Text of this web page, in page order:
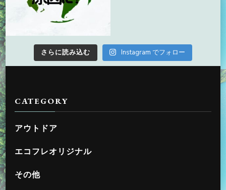
さらに読み込む Instagram でフォロー
CATEGORY
アウトドア
エコフレオリジナル
その他